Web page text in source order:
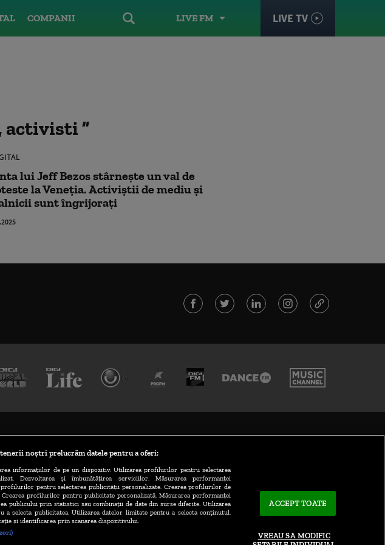
LIVE FM LIVE TV
COMPANII
activisti
lui Jeff Bezos stârnește un val de
la Veneția. Activiștii de mediu și
sunt îngrijorați
CODUL DIGI24
noștri prelucrăm datele pentru a oferi:
informațiilor de pe un dispozitiv. Utilizarea profilurilor pentru selectarea
Dezvoltarea și îmbunătățirea serviciilor. Măsurarea performanței
pentru selectarea publicității personalizate. Crearea profilurilor de
profilurilor pentru publicitate personalizată. Măsurarea performanței
publicului prin statistici sau combinații de date din surse diferite. Utilizarea
a selecta publicitatea. Utilizarea datelor limitate pentru a selecta conținutul.
și identificarea prin scanarea dispozitivului.
ACCEPT TOATE
VREAU SA MODIFIC